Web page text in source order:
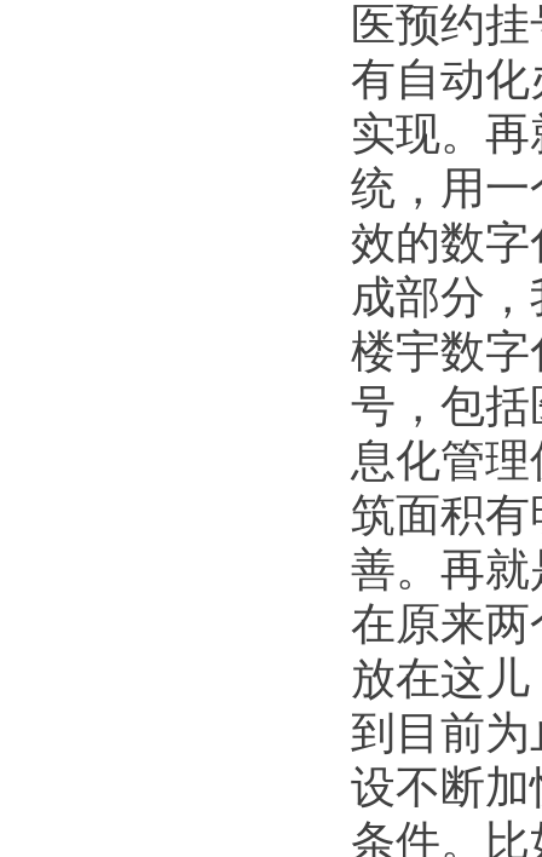
医预约
有自动
实现。
统，用
效的数
成部分
楼宇数
号，包
息化管
筑面积
善。再
在原来
放在这
到目前
设不断
条件。